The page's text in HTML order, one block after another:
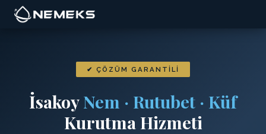
✔ ÇÖZÜM GARANTILI
İsakoyNem · Rutubet · Küf
Kurutma Hizmeti